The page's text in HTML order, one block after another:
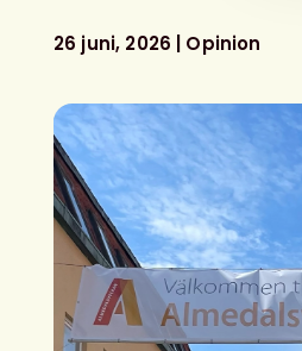
26 juni, 2026 Opinion